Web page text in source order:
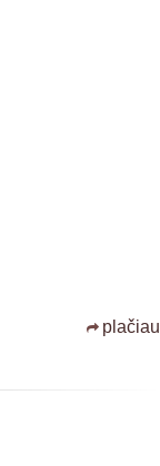
plačiau